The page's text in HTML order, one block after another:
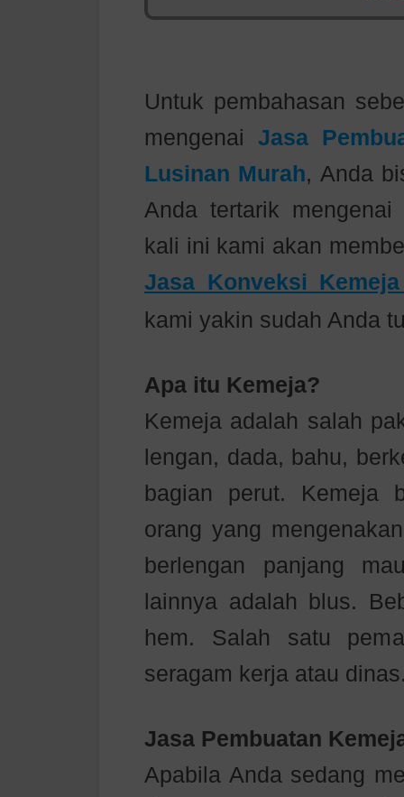
Untuk pembahasan
mengenai Jasa
Lusinan Murah, Anda
Anda tertarik
kali ini kami akan
Jasa Konveksi
kami yakin sudah Anda
Apa itu Kemeja?
Kemeja adalah salah
lengan, dada, bahu,
bagian perut. Kemeja
orang yang
berlengan panjang
lainnya adalah blus.
hem. Salah satu
seragam kerja atau
Jasa Pembuatan
Apabila Anda sedang